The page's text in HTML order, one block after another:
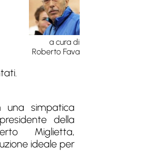
a cura di
Roberto Fava
una simpatica
della
Miglietta,
ideale per